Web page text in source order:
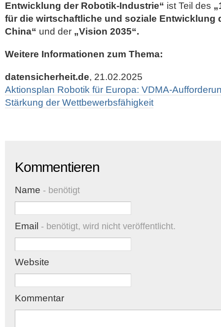
Entwicklung der Robotik-Industrie“ ist Teil des
für die wirtschaftliche und soziale Entwicklung
China“ und der „Vision 2035“.
Weitere Informationen zum Thema:
datensicherheit.de, 21.02.2025
Aktionsplan Robotik für Europa: VDMA-
Stärkung der Wettbewerbsfähigkeit
Kommentieren
Name - benötigt
Email - benötigt, wird nicht veröffentlicht.
Website
Kommentar